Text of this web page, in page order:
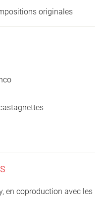
originales
en coproduction avec les